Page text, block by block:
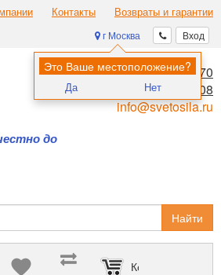
Контакты Возвраты и гарантии
Вход
г Москва
Это Ваше местоположение?
Да Нет
до
8 (495) 970-00-70
8 (800) 700-11-08
info@svetosila.ru
Найти
Корзина пуста